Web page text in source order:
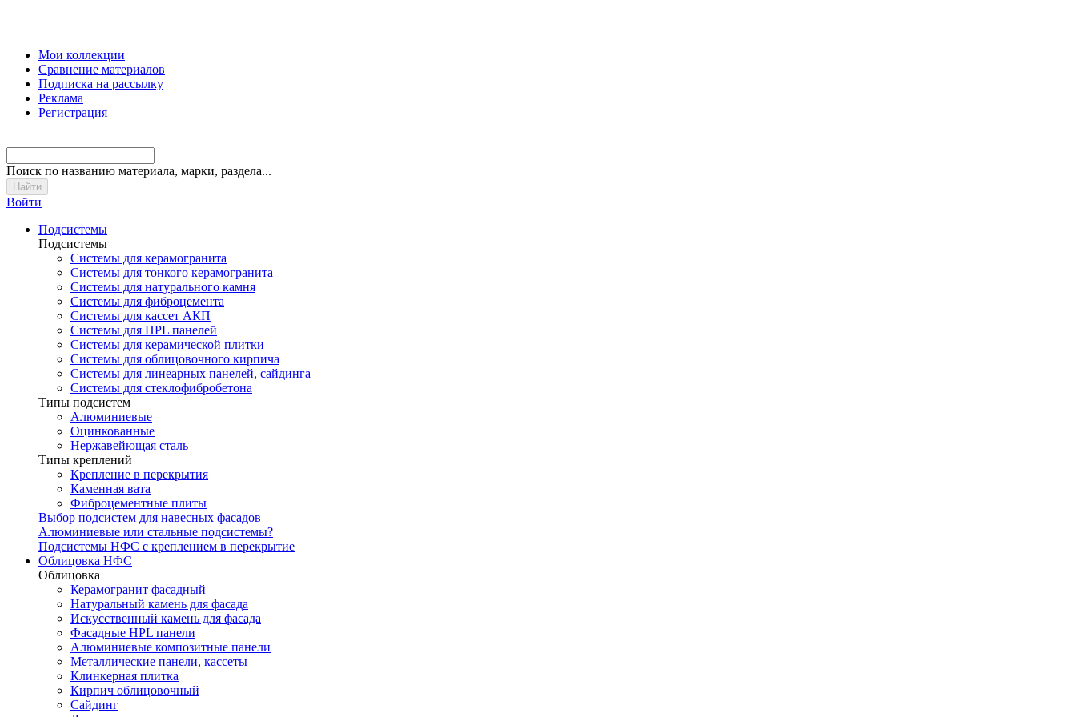
Мои коллекции
Сравнение материалов
Подписка на рассылку
Реклама
Регистрация
Поиск по названию материала, марки, раздела...
Войти
Подсистемы
Подсистемы
Системы для керамогранита
Системы для тонкого керамогранита
Системы для натурального камня
Системы для фиброцемента
Системы для кассет АКП
Системы для HPL панелей
Системы для керамической плитки
Системы для облицовочного кирпича
Системы для линеарных панелей, сайдинга
Системы для стеклофибробетона
Типы подсистем
Алюминиевые
Оцинкованные
Нержавейющая сталь
Типы креплений
Крепление в перекрытия
Каменная вата
Фиброцементные плиты
Выбор подсистем для навесных фасадов
Алюминиевые или стальные подсистемы?
Подсистемы НФС с креплением в перекрытие
Облицовка НФС
Облицовка
Керамогранит фасадный
Натуральный камень для фасада
Искусственный камень для фасада
Фасадные HPL панели
Алюминиевые композитные панели
Металлические панели, кассеты
Клинкерная плитка
Кирпич облицовочный
Сайдинг